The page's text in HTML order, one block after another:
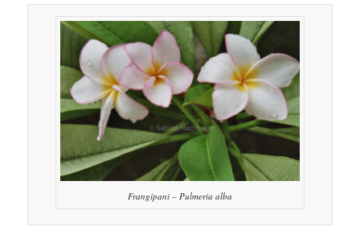
Frangipani – Pulmeria alba